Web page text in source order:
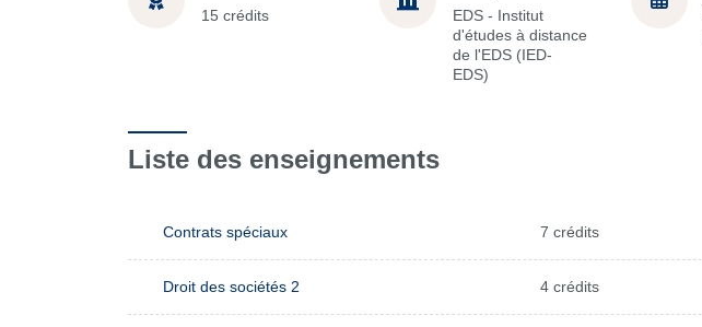
15 crédits
EDS - Institut
d'études à distance
de l'EDS (IED-
EDS)
Liste des enseignements
Contrats spéciaux 7 crédits
Droit des sociétés 2 4 crédits